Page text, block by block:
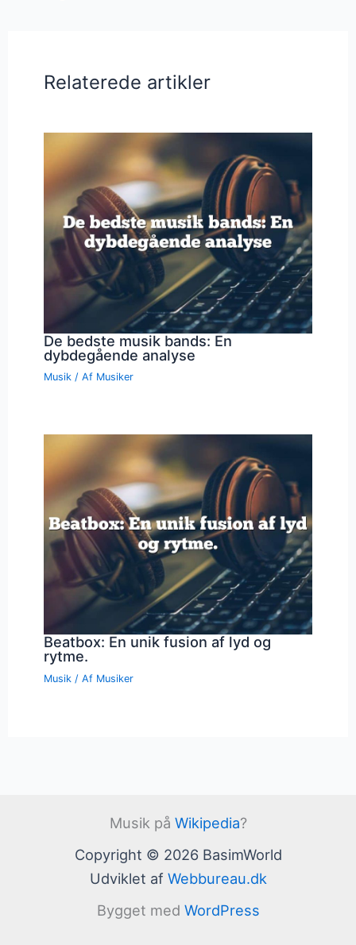
Relaterede artikler
De bedste musik bands: En
dybdegående analyse
Musik / Af Musiker
Beatbox: En unik fusion af lyd og
rytme.
Musik / Af Musiker
Musik på Wikipedia?
Copyright © 2026 BasimWorld
Udviklet af Webbureau.dk
Bygget med WordPress